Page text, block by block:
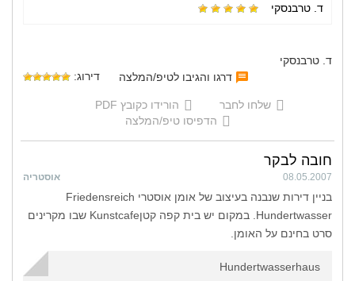
ד. טרבנסקי
ד. טרבנסקי
דרגו והגיבו לטיפ/המלצה
דירוג:
שלחו לחבר
הורידו כקובץ PDF
הדפיסו טיפ/המלצה
חובה לבקר
אוסטריה 08.05.2007
בניין דירות שנבנה בעיצוב של אומן אוסטרי Friedensreich
Hundertwasser. במקום יש בית קפה קטןKunstcafe שבו מקרינים
סרט בחינם על האומן.
Hundertwasserhaus